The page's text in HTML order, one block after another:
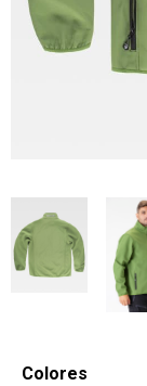
Colores